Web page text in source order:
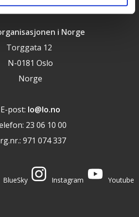
i Norge
Torggata 12
N-0181 Oslo
Norge
E-post: lo@lo.no
23 06 10 00
971 074 337
BlueSky
Instagram
Youtube